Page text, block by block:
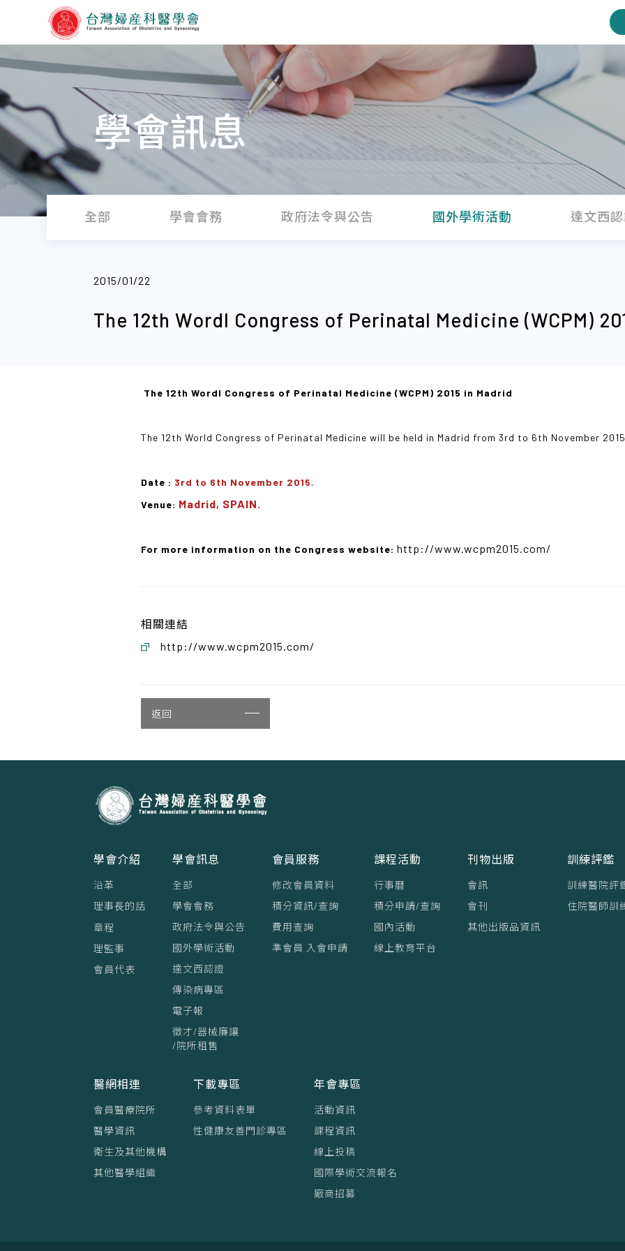
學會訊息
全部 學會會務 政府法令與公告 國外學術活動 達文西
2015/01/22
The 12th Wordl Congress of Perinatal Medicine (WCPM)
The 12th Wordl Congress of Perinatal Medicine (WCPM) 2015 in Madrid
The 12th World Congress of Perinatal Medicine will be held in Madrid from 3rd to 6th November
Date : 3rd to 6th November 2015.
Venue: Madrid, SPAIN.
For more information on the Congress website: http://www.wcpm2015.com/
相關連結
http://www.wcpm2015.com/
返回
學會介紹
沿革
理事⻑的話
章程
理監事
會員代表
學會訊息
全部
學會會務
政府法令與公告
國外學術活動
達文西認證
傳染病專區
電子報
徵才/器械廉讓
/院所租售
會員服務
修改會員資料
積分資訊/查詢
費用查詢
準會員 入會申請
課程活動
行事曆
積分申請/查詢
國內活動
線上教育平台
刊物出版
會訊
會刊
其他出版品資訊
訓練評鑑
訓練醫院評
住院醫師訓
醫網相連
會員醫療院所
醫學資訊
衛生及其他機構
其他醫學組織
下載專區
參考資料表單
性健康友善門診專區
年會專區
活動資訊
課程資訊
線上投稿
國際學術交流報名
廠商招募